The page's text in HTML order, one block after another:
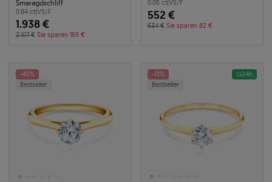
Smaragdschliff
0.84 ct|VS/F
1.938 €
2.107 € Sie sparen 169 €
0.05 ct|VS/F
552 €
634 € Sie sparen 82 €
-45%
Bestseller
-13%
Bestseller
24h